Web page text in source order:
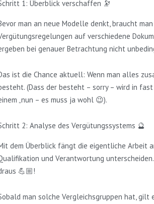
1: Überblick verschaffen 🔭
man an neue Modelle denkt, braucht
auf verschiedene
bei genauer Betrachtung nicht
ist die Chance aktuell: Wenn man alles
(Dass der besteht – sorry – wird in
„nun – es muss ja wohl 😉).
2: Analyse des Vergütungssystems 🔮
dem Überblick fängt die eigentliche Arbeit
und Verantwortung
💪🏼!
man solche Vergleichsgruppen hat, gilt